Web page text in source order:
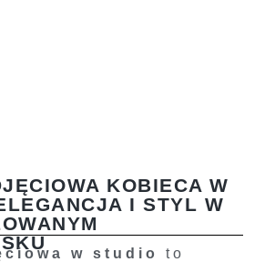
KOBIECA W
I STYL W
w studio
to